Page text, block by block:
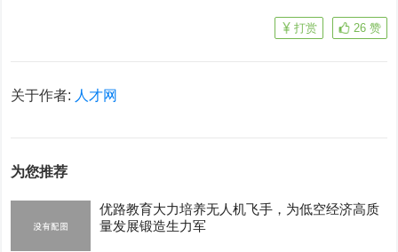
26 赞
打赏
关于作者: 人才网
为您推荐
优路教育大力培养无人机飞手，为低空经济高质
量发展锻造生力军